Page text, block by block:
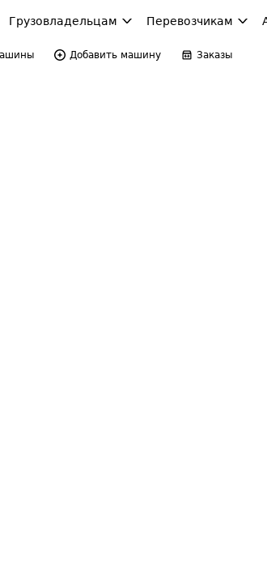
Грузовладельцам Перевозчикам
Добавить машину Заказы